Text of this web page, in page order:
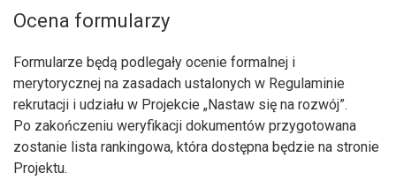
Ocena formularzy
Formularze będą podlegały ocenie formalnej i
merytorycznej na zasadach ustalonych w Regulaminie
rekrutacji i udziału w Projekcie „Nastaw się na rozwój”.
Po zakończeniu weryfikacji dokumentów przygotowana
zostanie lista rankingowa, która dostępna będzie na stronie
Projektu.